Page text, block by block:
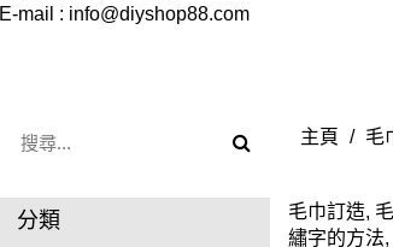
E-mail : info@diyshop88.com
分類
主頁 / 毛
毛巾訂造,
繡字的方法